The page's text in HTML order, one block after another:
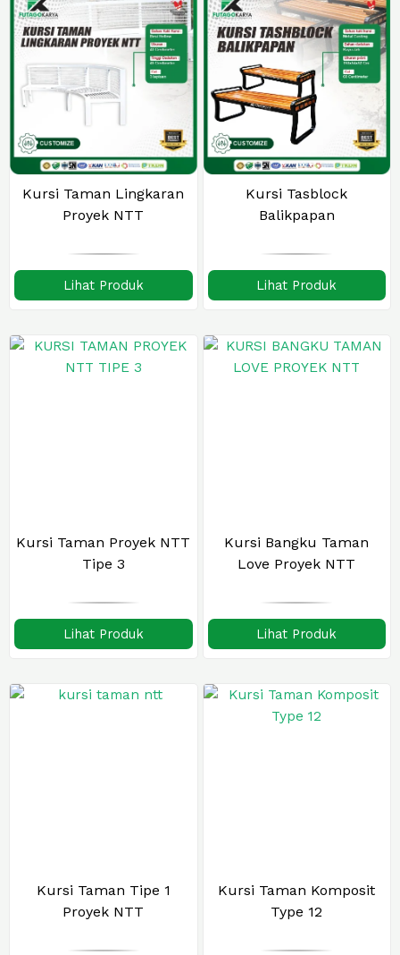
Kursi Taman Lingkaran
Proyek NTT
Lihat Produk
Kursi Tasblock
Balikpapan
Lihat Produk
Kursi Taman Proyek NTT
Tipe 3
Lihat Produk
Kursi Bangku Taman
Love Proyek NTT
Lihat Produk
Kursi Taman Tipe 1
Proyek NTT
Kursi Taman Komposit
Type 12